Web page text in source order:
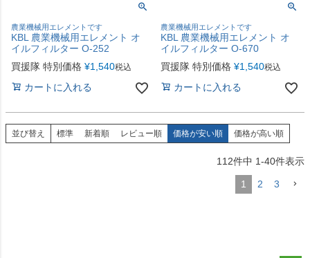
農業機械用エレメントです
KBL 農業機械用エレメント オ
イルフィルター O-252
買援隊 特別価格 ¥1,540税込
カートに入れる
農業機械用エレメントです
KBL 農業機械用エレメント オ
イルフィルター O-670
買援隊 特別価格 ¥1,540税込
カートに入れる
並び替え 標準 新着順 レビュー順 価格が安い順 価格が高い順
112件中 1-40件表示
1 2 3